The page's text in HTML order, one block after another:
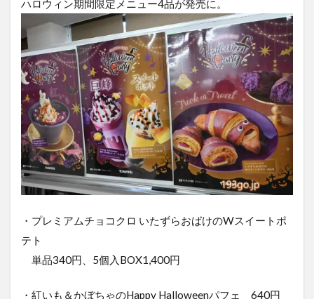
ハロウィン期間限定メニュー4品が発売に。
・プレミアムチョコクロ いたずらおばけのWスイートポ
テト
単品340円、5個入BOX1,400円
・紅いも＆かぼちゃのHappy Halloweenパフェ 640円